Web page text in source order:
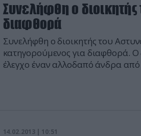
Συνελήφθη ο διοικητής
διαφθορά
Συνελήφθη ο διοικητής του
κατηγορούμενος για διαφθορά. Ο
έλεγχο έναν αλλοδαπό άνδρα από
14.02.2013 | 10:51